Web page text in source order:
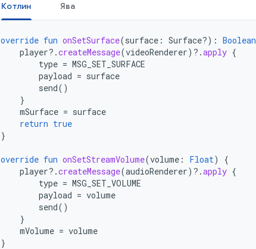
Котлин Ява
override fun onSetSurface(surface : Surface?) : Boolean
player?.createMessage(videoRenderer) ?.apply {
type = MSG_SET_SURFACE
payload = surface
send()
}
mSurface = surface
return true
}
override fun onSetStreamVolume(volume : Float)
{
player?.createMessage(audioRenderer) ?.apply {
type = MSG_SET_VOLUME
payload = volume
send()
}
mVolume = volume
}